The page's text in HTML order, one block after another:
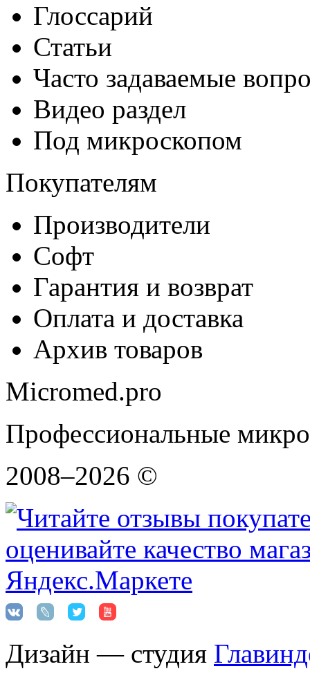
Глоссарий
Статьи
Часто задаваемые
Видео раздел
Под микроскопом
Покупателям
Производители
Софт
Гарантия и возврат
Оплата и доставка
Архив товаров
Micromed.pro
Профессиональные
2008–2026 ©
Дизайн — студия